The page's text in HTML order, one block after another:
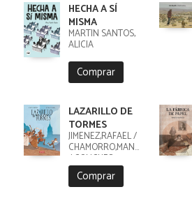
HECHA A SÍ
MISMA
MARTÍN SANTOS,
ALICIA
Comprar
LAZARILLO DE
TORMES
JIMENEZ,RAFAEL /
CHAMORRO,MANUEL
/ CONCHES,
Comprar